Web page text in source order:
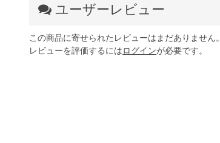
ユーザーレビュー
この商品に寄せられたレビューはまだありません。
レビューを評価するにはログインが必要です。